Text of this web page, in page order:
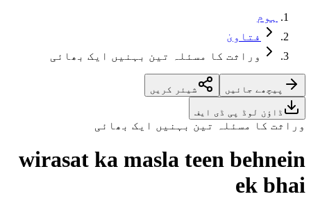
ہوم
فتاویٰ
وراثت کا مسئلہ تین بہنیں ایک بھائی
پیچھے جائیں شیئر کریں
ڈاؤن لوڈ پی ڈی ایف
وراثت کا مسئلہ تین بہنیں ایک بھائی
wirasat ka masla teen behnein
ek bhai